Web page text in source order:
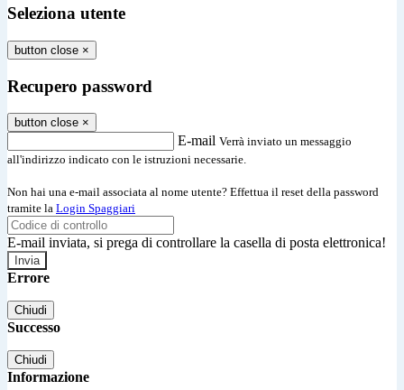
Seleziona utente
button close ×
Recupero password
button close ×
E-mail Verrà inviato un messaggio
all'indirizzo indicato con le istruzioni necessarie.
Non hai una e-mail associata al nome utente? Effettua il reset della password
tramite la Login Spaggiari
E-mail inviata, si prega di controllare la casella di posta elettronica!
Errore
Chiudi
Successo
Chiudi
Informazione